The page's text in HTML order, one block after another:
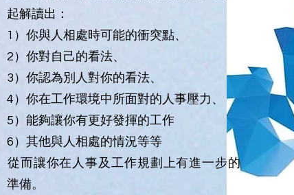
起解讀出：
1）你與人相處時可能的衝突點、
2）你對自己的看法、
3）你認為別人對你的看法、
4）你在工作環境中所面對的人事壓力、
5）能夠讓你有更好發揮的工作
6）其他與人相處的情況等等
​從而讓你在人事及工作規劃上有進一步的
準備。